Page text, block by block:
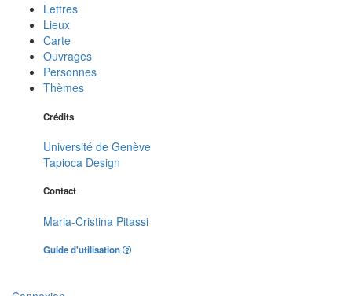
Lettres
Lieux
Carte
Ouvrages
Personnes
Thèmes
Crédits
Université de Genève
Tapioca Design
Contact
Maria-Cristina Pitassi
Guide d'utilisation